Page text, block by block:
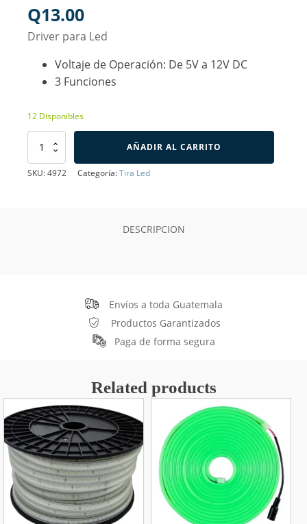
Q13.00
Driver para Led
Voltaje de Operación: De 5V a 12V DC
3 Funciones
12 Disponibles
Controlador
Led
AÑADIR AL CARRITO
SKU:4972 Categoría:Tira Led
DESCRIPCION
Envíos a toda Guatemala
Productos Garantizados
Paga de forma segura
Related products